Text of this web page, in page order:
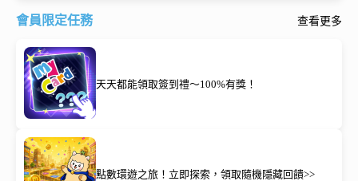
會員限定任務 查看更多
天天都能領取簽到禮～100%有獎！
點數環遊之旅！立即探索，領取隨機隱藏回饋>>